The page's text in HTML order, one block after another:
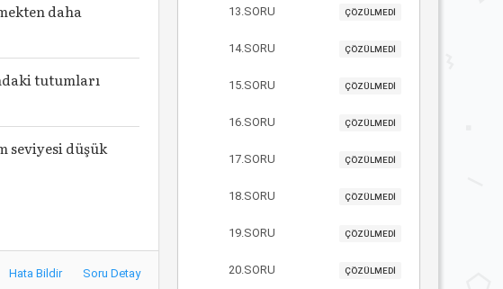
daha
tutumları
seviyesi düşük
Hata Bildir Soru Detay
13.SORU ÇÖZÜLMEDİ
14.SORU ÇÖZÜLMEDİ
15.SORU ÇÖZÜLMEDİ
16.SORU ÇÖZÜLMEDİ
17.SORU ÇÖZÜLMEDİ
18.SORU ÇÖZÜLMEDİ
19.SORU ÇÖZÜLMEDİ
20.SORU ÇÖZÜLMEDİ